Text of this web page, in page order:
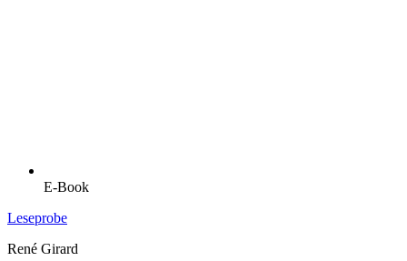
E-Book
Leseprobe
René Girard